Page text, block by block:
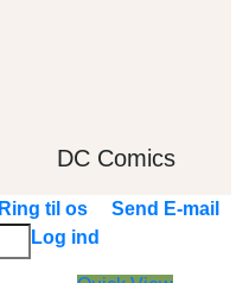
DC Comics
Ring til os
Send E-mail
Log ind